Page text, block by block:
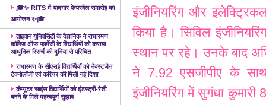
🎓✨ RITS में यादगार फेयरवेल समारोह का
आयोजन ✨🎓
ताइवान यूनिवर्सिटी के वैज्ञानिक ने राधारमण
कॉलेज ऑफ फार्मेसी के विद्यार्थियों को कराया
आधुनिक रिसर्च की दुनिया से परिचित
राधारमण के सीएसई विद्यार्थियों को नेक्स्टजेन
टेक्नोलॉजी एवं करियर की मिली नई दिशा
कंप्यूटर साइंस विद्यार्थियों को इंडस्ट्री-रेडी
बनने के मिले महत्वपूर्ण सुझाव
इंजीनियरिंग और
किया है। सिविल
स्थान पर रहे। उनके बाद
ने 7.92 एसजीपीए के साथ
इंजीनियरिंग में सुगंधा